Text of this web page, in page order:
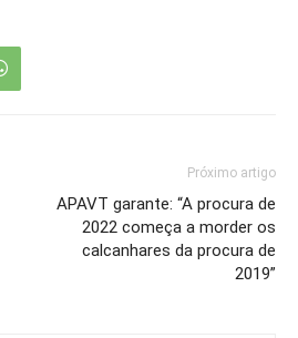
Próximo artigo
APAVT garante: “A procura de
2022 começa a morder os
calcanhares da procura de
2019”